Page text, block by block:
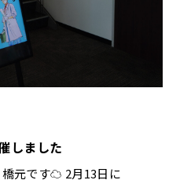
役割） ・安全管理・品
品質管理の重要性） ・
スケジュールの作成、コ
量、墨出し、コンクリ
業） 座学と実技
終えた新
術を話し合い、現場での
しました